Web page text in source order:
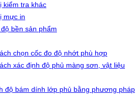
kiểm tra khác
mực in
bền sản phẩm
chọn cốc đo độ nhớt phù hợp
xác định độ phủ màng sơn, vật liệu
độ bám dính lớp phủ bằng phương pháp